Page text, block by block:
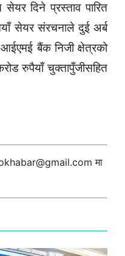
दिने प्रस्ताव पारित
सेयर संरचनाले दुई अर्ब
बैंक निजी क्षेत्रको
रुपैयाँ चुक्तापुँजीसहित
मा